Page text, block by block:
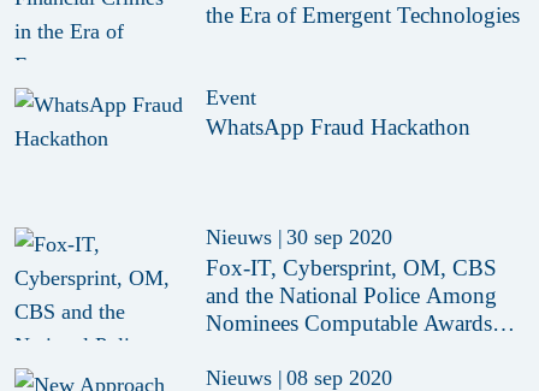
the Era of Emergent Technologies
Event
WhatsApp Fraud Hackathon
Nieuws | 30 sep 2020
Fox-IT, Cybersprint, OM, CBS
and the National Police Among
Nominees Computable Awards
Nieuws | 08 sep 2020